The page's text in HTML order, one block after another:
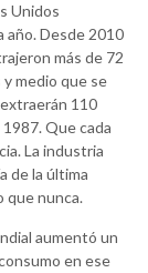
Unidos
año. Desde 2010
más de 72
medio que se
110
Que cada
La industria
de la última
que nunca.
aumentó un
en ese